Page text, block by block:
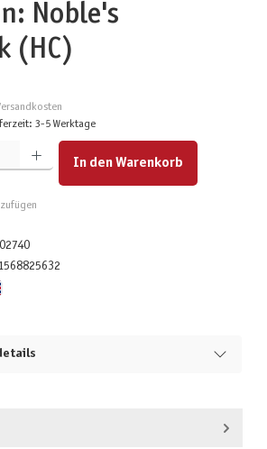
Noble's
(HC)
3-5 Werktage
Wert ein oder benutze die Schaltflächen um die Anzahl zu
In den Warenkorb